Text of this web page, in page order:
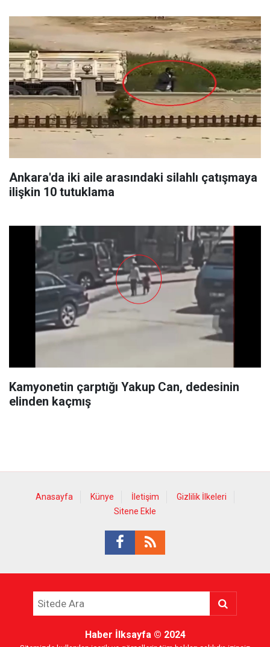
Ankara'da iki aile arasındaki silahlı çatışmaya
ilişkin 10 tutuklama
Kamyonetin çarptığı Yakup Can, dedesinin
elinden kaçmış
Anasayfa Künye İletişim
Gizlilik İlkeleri
Sitene Ekle
Haber İlksayfa© 2024